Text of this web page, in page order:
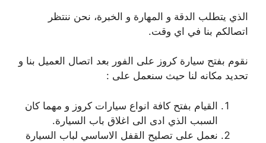
الذي يتطلب الدقة و المهارة و الخبرة، نحن ننتظر
اتصالكم بنا في اي وقت.
نقوم بفتح سيارة كروز على الفور بعد اتصال العميل بنا و
تحديد مكانه لنا حيث سنعمل على :
القيام بفتح كافة انواع سيارات كروز و مهما كان
السبب الذي ادى الى اغلاق باب السيارة.
نعمل على تصليح القفل الاساسي لباب السيارة